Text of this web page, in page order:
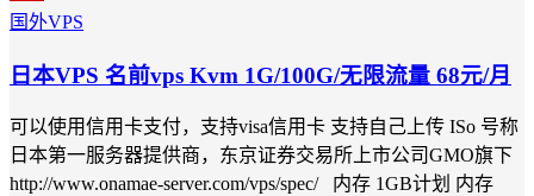
国外VPS
日本VPS 名前vps Kvm 1G/100G/无限流量 68元/月
可以使用信用卡支付，支持visa信用卡 支持自己上传 ISo 号称
日本第一服务器提供商，东京证券交易所上市公司GMO旗下
http://www.onamae-server.com/vps/spec/ 内存 1GB计划 内存